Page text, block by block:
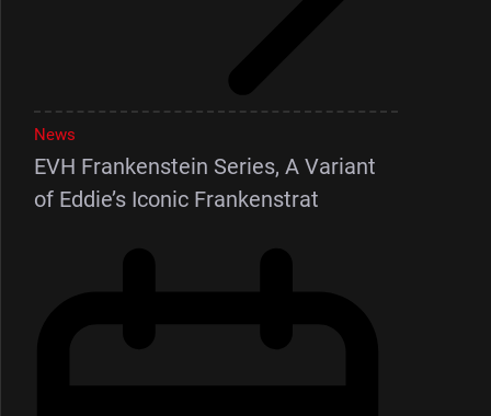
News
EVH Frankenstein Series, A Variant
of Eddie’s Iconic Frankenstrat